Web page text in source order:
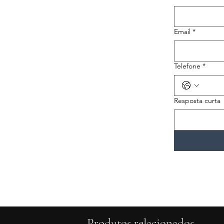
Email *
Telefone *
Resposta curta